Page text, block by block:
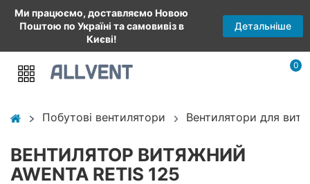
Ми працюємо, доставляємо Новою
Поштою по Україні та самовивіз в
Києві!
Детальніше
0
Побутові вентилятори Вентилятори для
ВЕНТИЛЯТОР ВИТЯЖНИЙ
AWENTA RETIS 125